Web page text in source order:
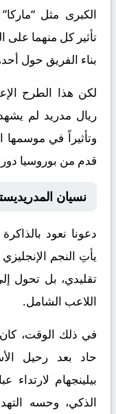
الكبرى مثل
تأثير كل منهما
بناء الفريق حول
​لكن هذا الطرح
ريال مدريد لم
وتأثيراً في موسمها
قدم من بوروسيا
​نسيان
​دعونا نعود
يأتِ النجم
تقليدي، بل تحول
اللاعب الشامل.
​في ذلك الوقت،
حاد بعد رحيل
بيلينجهام
الذكي، وحسه